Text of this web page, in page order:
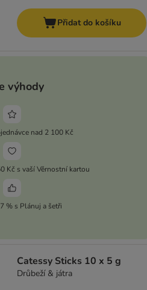
Přidat do košíku
výhody
nad 2 100 Kč
Kč s vaší Věrnostní kartou
% s Plánuj a šetři
Catessy Sticks 10 x 5 g
Drůbeží & játra